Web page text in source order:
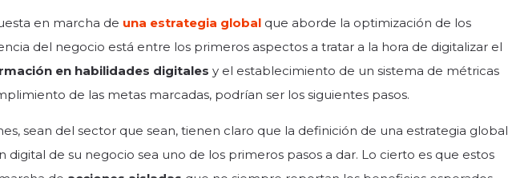
en marcha de una estrategia global que aborde la optimización de los
del negocio está entre los primeros aspectos a tratar a la hora de digitalizar el
en habilidades digitales y el establecimiento de un sistema de métricas
de las metas marcadas, podrían ser los siguientes pasos.
sean del sector que sean, tienen claro que la definición de una estrategia global
digital de su negocio sea uno de los primeros pasos a dar. Lo cierto es que estos